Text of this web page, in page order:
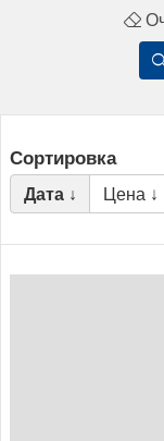
Сортировка
Дата ↓ Цена ↓